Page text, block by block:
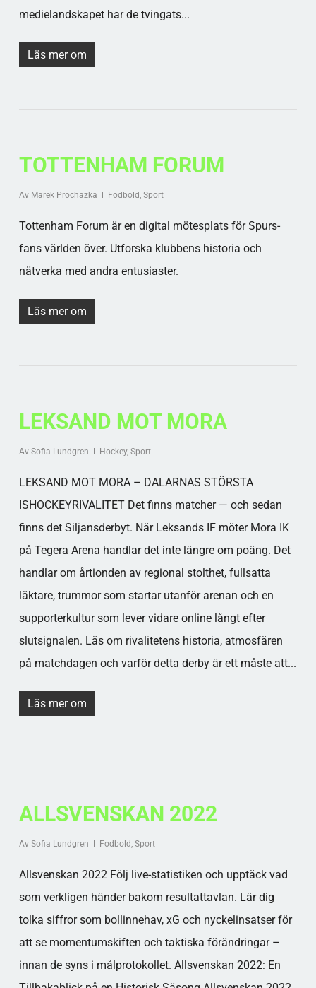
medielandskapet har de tvingats...
Läs mer om
TOTTENHAM FORUM
Av Marek Prochazka Fodbold Sport
Tottenham Forum är en digital mötesplats för Spurs-
fans världen över. Utforska klubbens historia och
nätverka med andra entusiaster.
Läs mer om
LEKSAND MOT MORA
Av Sofia Lundgren Hockey, Sport
LEKSAND MOT MORA – DALARNAS STÖRSTA
ISHOCKEYRIVALITET Det finns matcher — och sedan
finns det Siljansderbyt. När Leksands IF möter Mora IK
på Tegera Arena handlar det inte längre om poäng. Det
handlar om årtionden av regional stolthet, fullsatta
läktare, trummor som startar utanför arenan och en
supporterkultur som lever vidare online långt efter
slutsignalen. Läs om rivalitetens historia, atmosfären
på matchdagen och varför detta derby är ett måste att...
Läs mer om
ALLSVENSKAN 2022
Av Sofia Lundgren Fodbold Sport
Allsvenskan 2022 Följ live-statistiken och upptäck vad
som verkligen händer bakom resultattavlan. Lär dig
tolka siffror som bollinnehav, xG och nyckelinsatser för
att se momentumskiften och taktiska förändringar –
innan de syns i målprotokollet. Allsvenskan 2022: En